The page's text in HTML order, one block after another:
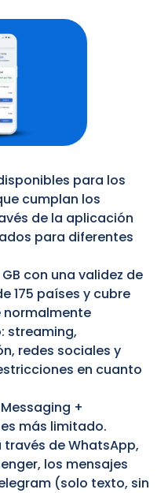
para los
cumplan los
de la aplicación
para diferentes
con una validez de
175 países y cubre
streaming,
redes sociales y
en cuanto
+
es más limitado.
través de WhatsApp,
los mensajes
(solo texto, sin